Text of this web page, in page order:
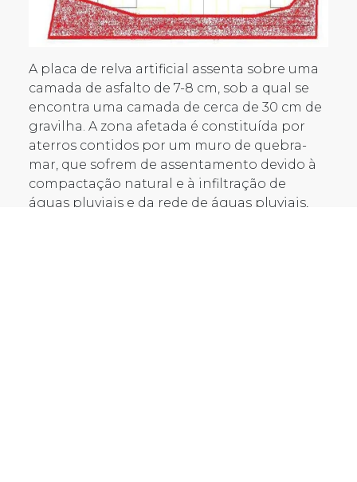
A placa de relva artificial assenta sobre uma
camada de asfalto de 7-8 cm, sob a qual se
encontra uma camada de cerca de 30 cm de
gravilha. A zona afetada é constituída por
aterros contidos por um muro de quebra-
mar, que sofrem de assentamento devido à
compactação natural e à infiltração de
águas pluviais e da rede de águas pluviais,